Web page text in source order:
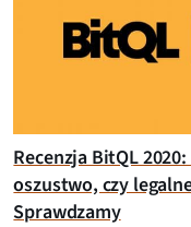
Recenzja BitQL
oszustwo, czy
Sprawdzamy